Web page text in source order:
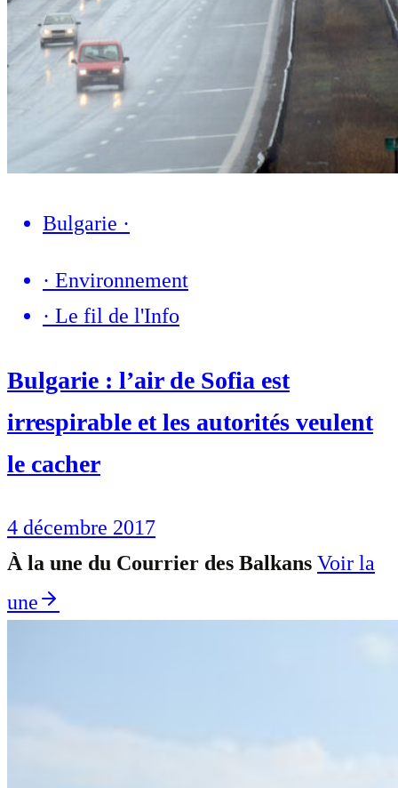
Bulgarie ·
· Environnement
· Le fil de l'Info
Bulgarie : l’air de Sofia est
irrespirable et les autorités veulent
le cacher
4 décembre 2017
À la une du Courrier des Balkans Voir la
une